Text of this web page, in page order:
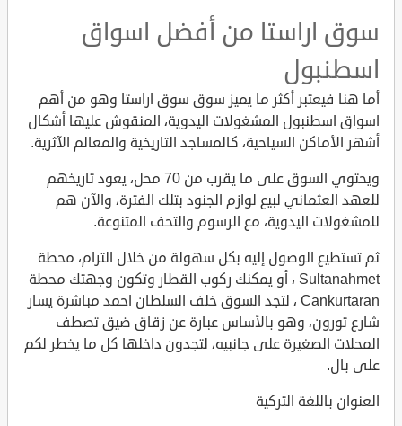
سوق اراستا من أفضل اسواق
اسطنبول
أما هنا فيعتبر أكثر ما يميز سوق سوق اراستا وهو من أهم
اسواق اسطنبول المشغولات اليدوية، المنقوش عليها أشكال
أشهر الأماكن السياحية، كالمساجد التاريخية والمعالم الآثرية.
ويحتوي السوق على ما يقرب من 70 محل، يعود تاريخهم
للعهد العثماني لبيع لوازم الجنود بتلك الفترة، والآن هم
للمشغولات اليدوية، مع الرسوم والتحف المتنوعة.
ثم تستطيع الوصول إليه بكل سهولة من خلال الترام، محطة
Sultanahmet ، أو يمكنك ركوب القطار وتكون وجهتك محطة
Cankurtaran ، لتجد السوق خلف السلطان احمد مباشرة يسار
شارع تورون، وهو بالأساس عبارة عن زقاق ضيق تصطف
المحلات الصغيرة على جانبيه، لتجدون داخلها كل ما يخطر لكم
على بال.
العنوان باللغة التركية